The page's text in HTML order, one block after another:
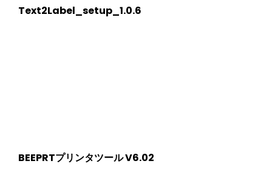
Text2Label_setup_1.0.6
BEEPRTプリンタツール V6.02